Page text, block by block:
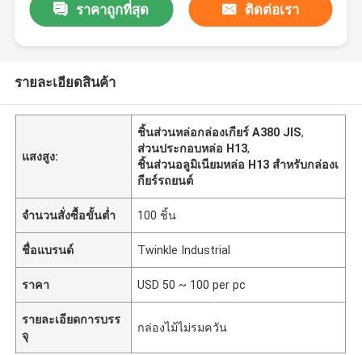
ราคาถูกที่สุด ติดต่อเรา
รายละเอียดสินค้า
แสงสูง:
ชิ้นส่วนหล่อกล่องเกียร์ A380 JIS,
ส่วนประกอบหล่อ H13,
ชิ้นส่วนอลูมิเนียมหล่อ H13 สำหรับกล่องเ
กียร์รถยนต์
จำนวนสั่งซื้อขั้นต่ำ 100 ชิ้น
ชื่อแบรนด์ Twinkle Industrial
ราคา USD 50 ~ 100 per pc
รายละเอียดการบรร
จุ
กล่องไม้ไม่รมควัน